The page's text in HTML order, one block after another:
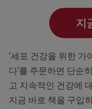
지
‘세포 건강을 위한 가
다’를 주문하면 단순
고 지속적인 건강에
지금 바로 책을 구입